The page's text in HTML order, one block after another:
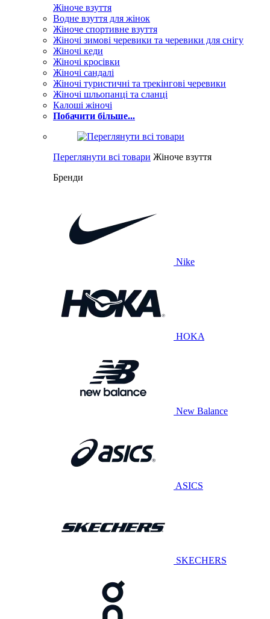
Жіноче взуття
Водне взуття для жінок
Жіноче спортивне взуття
Жіночі зимові черевики та черевики для снігу
Жіночі кеди
Жіночі кросівки
Жіночі сандалі
Жіночі туристичні та трекінгові черевики
Жіночі шльопанці та сланці
Калоші жіночі
Побачити більше...
Переглянути всі товари Жіноче взуття
Бренди
Nike
HOKA
New Balance
ASICS
SKECHERS